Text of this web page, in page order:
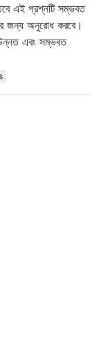
এই প্রশ্নটি সম্ভবত
জন্য অনুরোধ করবে।
এবং সম্ভবত